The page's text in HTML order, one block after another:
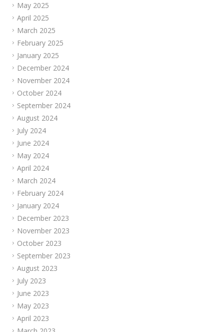
May 2025
April 2025
March 2025
February 2025
January 2025
December 2024
November 2024
October 2024
September 2024
August 2024
July 2024
June 2024
May 2024
April 2024
March 2024
February 2024
January 2024
December 2023
November 2023
October 2023
September 2023
August 2023
July 2023
June 2023
May 2023
April 2023